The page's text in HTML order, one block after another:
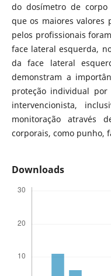
do dosímetro de
que os maiores valores
pelos profissionais
face lateral esquerda,
da face lateral
demonstram a
proteção individual
intervencionista,
monitoração através
corporais, como punho,
Downloads